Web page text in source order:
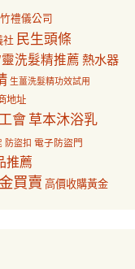
禮儀公司
社 民生頭條
洗髮精推薦 熱水器
生薑洗髮精功效試用
地址
會草本沐浴乳
防盜扣 電子防盜門
推薦
買賣 高價收購黃金